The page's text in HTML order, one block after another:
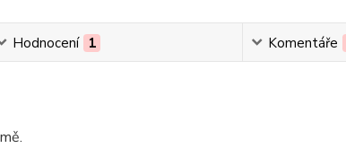
Hodnocení 1 Komentáře